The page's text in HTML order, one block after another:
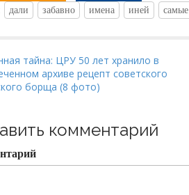
дали забавно имена иней самые
тайна: ЦРУ 50 лет хранило в
архиве рецепт советского
борща (8 фото)
комментарий